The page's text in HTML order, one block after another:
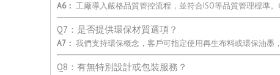
A6： 工廠導入嚴格品質管控流程，並符合ISO等品質管理標準
Q7：是否提供環保材質選項？
A7： 我們支持環保概念，客戶可指定使用再生布料或環保油墨
Q8：有無特別設計或包裝服務？